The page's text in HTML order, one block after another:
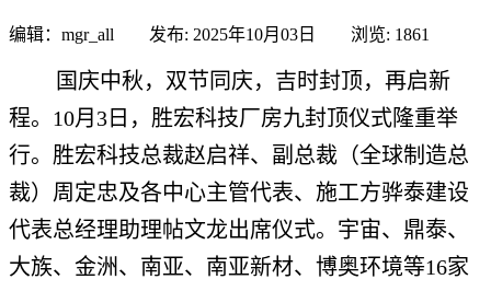
编辑：mgr_all 发布: 2025年10月03日 浏览: 1861
国庆中秋，双节同庆，吉时封顶，再启新
程。10月3日，胜宏科技厂房九封顶仪式隆重举
行。胜宏科技总裁赵启祥、副总裁（全球制造总
裁）周定忠及各中心主管代表、施工方骅泰建设
代表总经理助理帖文龙出席仪式。宇宙、鼎泰、
大族、金洲、南亚、南亚新材、博奥环境等16家